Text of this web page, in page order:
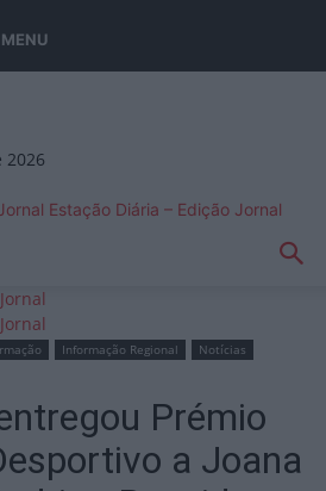
MENU
2026
Estação Diária – Edição Jornal
Informação Regional
Notícias
Prémio
a Joana